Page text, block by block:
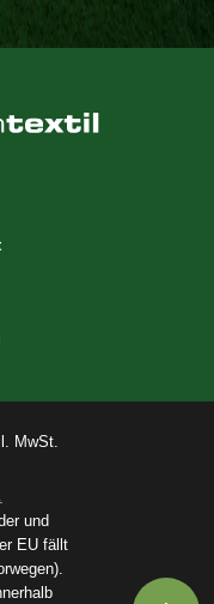
MwSt.
und
EU fällt